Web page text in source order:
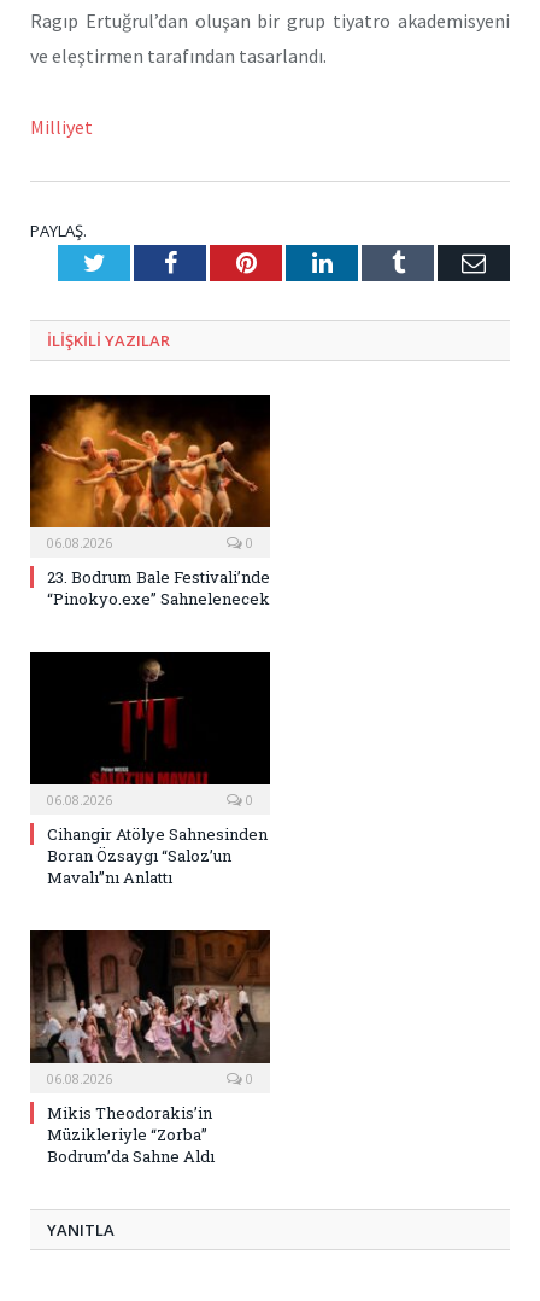
Ragıp Ertuğrul’dan oluşan bir grup tiyatro akademisyeni
ve eleştirmen tarafından tasarlandı.
Milliyet
PAYLAŞ.
TwitterFacebookPinterestLinkedInTumblr E-
ILIŞKILI YAZILAR
06.08.2026 0
23. Bodrum Bale Festivali’nde
“Pinokyo.exe” Sahnelenecek
06.08.2026 0
Cihangir Atölye Sahnesinden
Boran Özsaygı “Saloz’un
Mavalı”nı Anlattı
06.08.2026 0
Mikis Theodorakis’in
Müzikleriyle “Zorba”
Bodrum’da Sahne Aldı
YANITLA